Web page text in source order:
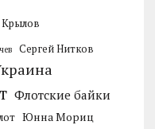
Сергей Нитков
Флотские байки
Юнна Мориц